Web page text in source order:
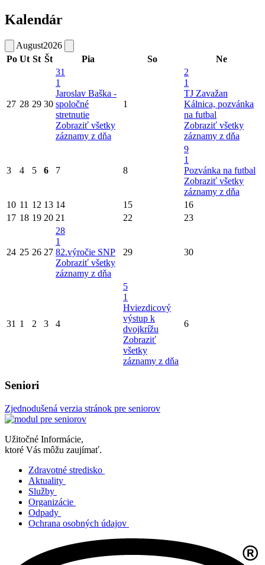
Kalendár
August2026
Po Ut St Št Pia So Ne
27 28 29 30
31
1
Jaroslav Baška -
spoločné
stretnutie
Zobraziť všetky
záznamy z dňa
1
2
1
TJ Zavažan
Kálnica, pozvánka
na futbal
Zobraziť všetky
záznamy z dňa
3 4 5 6 7 8
9
1
Pozvánka na futbal
Zobraziť všetky
záznamy z dňa
10 11 12 13 14 15
16
17 18 19 20 21 22 23
24 25 26 27
28
1
82.výročie SNP
Zobraziť všetky
záznamy z dňa
29 30
31 1 2 3 4
5
1
Hviezdicový
výstup k
dvojkrížu
Zobraziť
všetky
záznamy z dňa
6
Seniori
Zjednodušená verzia stránok pre seniorov
Užitočné Informácie,
ktoré Vás môžu zaujímať.
Zdravotné stredisko
Aktuality
Služby
Organizácie
Odpady
Ochrana osobných údajov